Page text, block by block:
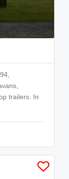
trailers. In